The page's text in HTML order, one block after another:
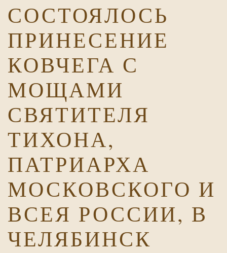
СОСТОЯЛОСЬ
ПРИНЕСЕНИЕ
КОВЧЕГА С
МОЩАМИ
СВЯТИТЕЛЯ
ТИХОНА,
ПАТРИАРХА
МОСКОВСКОГО И
ВСЕЯ РОССИИ, В
ЧЕЛЯБИНСК